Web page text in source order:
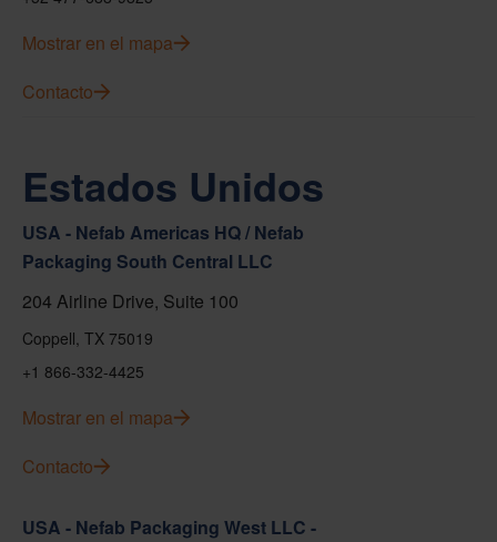
Mostrar en el mapa
Contacto
Estados Unidos
USA - Nefab Americas HQ / Nefab
Packaging South Central LLC
204 Airline Drive, Suite 100
Coppell, TX 75019
+1 866-332-4425
Mostrar en el mapa
Contacto
USA - Nefab Packaging West LLC -